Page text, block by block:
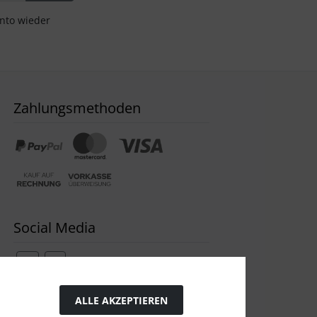
wieder
Zahlungsmethoden
Social Media
Widerrufsformular
ALLE AKZEPTIEREN